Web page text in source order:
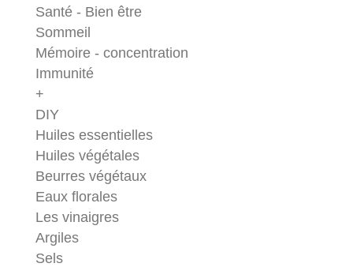
Santé - Bien être
Sommeil
Mémoire - concentration
Immunité
+
DIY
Huiles essentielles
Huiles végétales
Beurres végétaux
Eaux florales
Les vinaigres
Argiles
Sels